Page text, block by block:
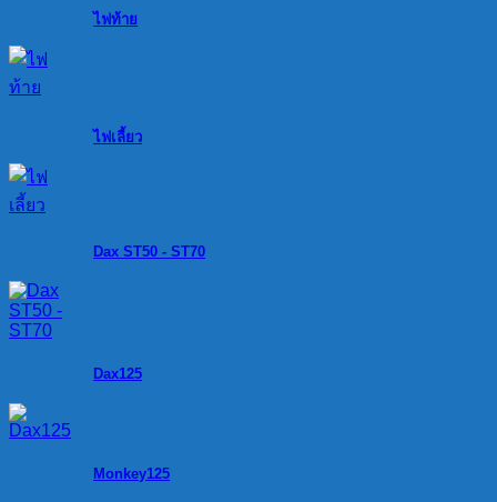
ไฟท้าย
ไฟเลี้ยว
Dax ST50 - ST70
Dax125
Monkey125